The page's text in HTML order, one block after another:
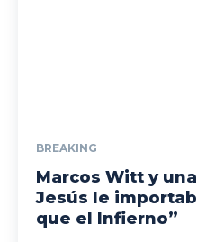
BREAKING
Marcos Witt y
Jesús le
que el Infierno”